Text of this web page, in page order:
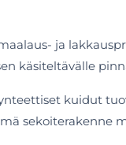
ja
käsiteltävälle
kuidut
sekoiterakenne